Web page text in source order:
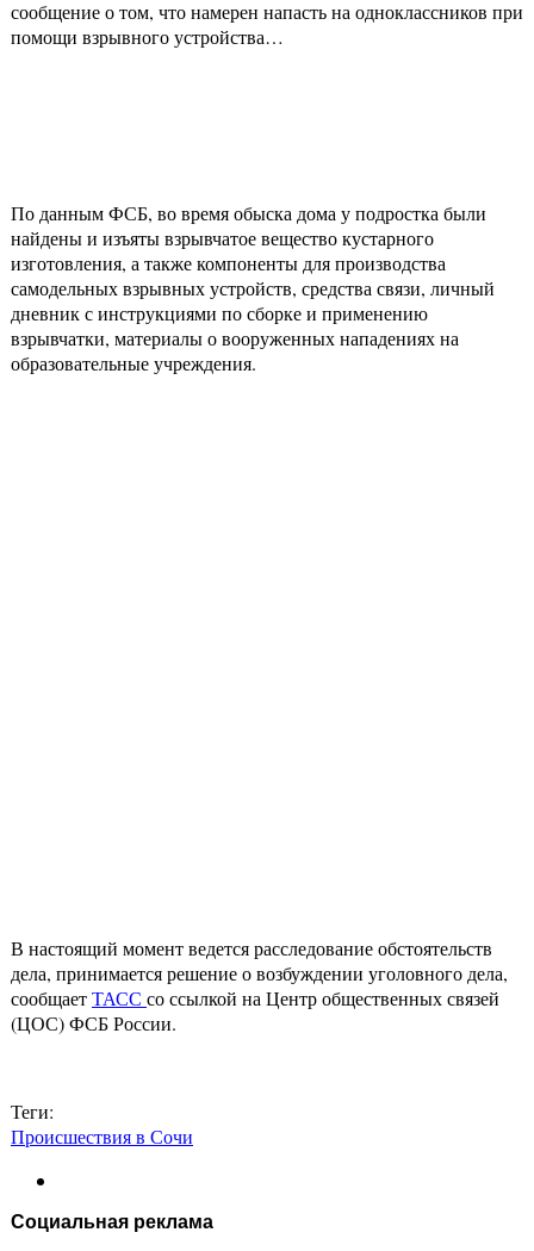
сообщение о том, что намерен напасть на одноклассников при
помощи взрывного устройства…
По данным ФСБ, во время обыска дома у подростка были
найдены и изъяты взрывчатое вещество кустарного
изготовления, а также компоненты для производства
самодельных взрывных устройств, средства связи, личный
дневник с инструкциями по сборке и применению
взрывчатки, материалы о вооруженных нападениях на
образовательные учреждения.
В настоящий момент ведется расследование обстоятельств
дела, принимается решение о возбуждении уголовного дела,
сообщаетТАСС со ссылкой на Центр общественных связей
(ЦОС) ФСБ России.
Теги:
Происшествия в Сочи
Социальная реклама